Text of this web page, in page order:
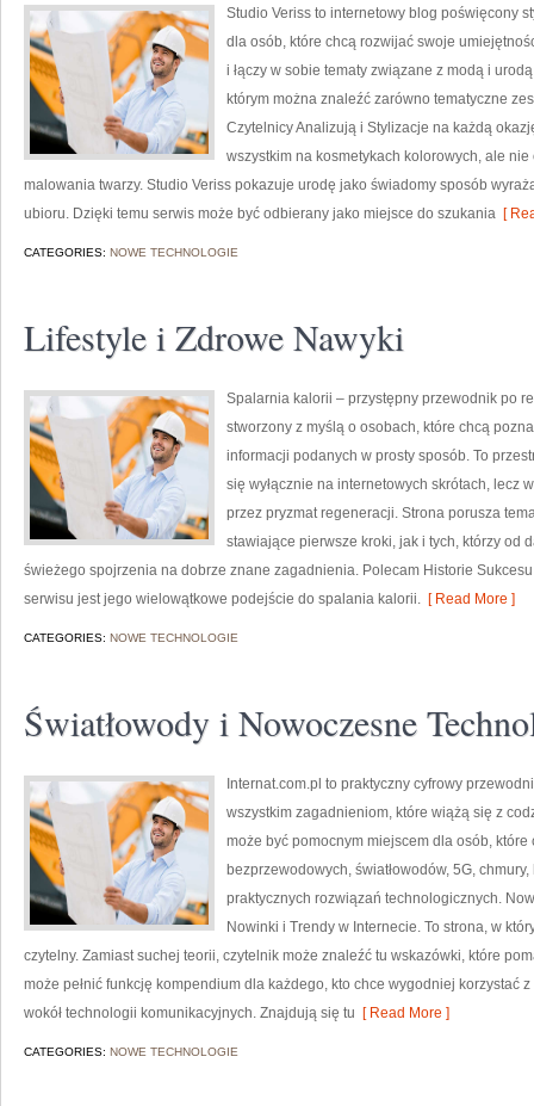
Studio Veriss to internetowy blog poświęcony
dla osób, które chcą rozwijać swoje
i łączy w sobie tematy związane z modą i
którym można znaleźć zarówno tematyczne
Czytelnicy Analizują i Stylizacje na każdą
wszystkim na kosmetykach kolorowych, ale
malowania twarzy. Studio Veriss pokazuje urodę jako świadomy sposób
ubioru. Dzięki temu serwis może być odbierany jako miejsce do szukania [
CATEGORIES: NOWE TECHNOLOGIE
Lifestyle i Zdrowe Nawyki
Spalarnia kalorii – przystępny przewodnik po
stworzony z myślą o osobach, które chcą
informacji podanych w prosty sposób. To
się wyłącznie na internetowych skrótach, lecz
przez pryzmat regeneracji. Strona porusza
stawiające pierwsze kroki, jak i tych, którzy od
świeżego spojrzenia na dobrze znane zagadnienia. Polecam Historie
serwisu jest jego wielowątkowe podejście do spalania kalorii. [ Read More ]
CATEGORIES: NOWE TECHNOLOGIE
Światłowody i Nowoczesne
Internat.com.pl to praktyczny cyfrowy
wszystkim zagadnieniom, które wiążą się z
może być pomocnym miejscem dla osób,
bezprzewodowych, światłowodów, 5G,
praktycznych rozwiązań technologicznych.
Nowinki i Trendy w Internecie. To strona, w
czytelny. Zamiast suchej teorii, czytelnik może znaleźć tu wskazówki, które
może pełnić funkcję kompendium dla każdego, kto chce wygodniej korzystać
wokół technologii komunikacyjnych. Znajdują się tu [ Read More ]
CATEGORIES: NOWE TECHNOLOGIE